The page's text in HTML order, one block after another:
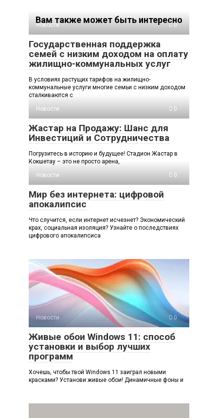
Вам также может быть интересно
Новости 0
Государственная поддержка
семей с низким доходом на оплату
жилищно-коммунальных услуг
В условиях растущих тарифов на жилищно-
коммунальные услуги многие семьи с низким доходом
сталкиваются с
Новости
0
Жастар на Продажу: Шанс для
Инвестиций и Сотрудничества
Погрузитесь в историю и будущее! Стадион Жастар в
Кокшетау – это не просто арена,
Новости
0
Мир без интернета: цифровой
апокалипсис
Что случится, если интернет исчезнет? Экономический
крах, социальная изоляция? Узнайте о последствиях
цифрового апокалипсиса
Новости 0
Живые обои Windows 11: способ
установки и выбор лучших
программ
Хочешь, чтобы твой Windows 11 заиграл новыми
красками? Установи живые обои! Динамичные фоны и